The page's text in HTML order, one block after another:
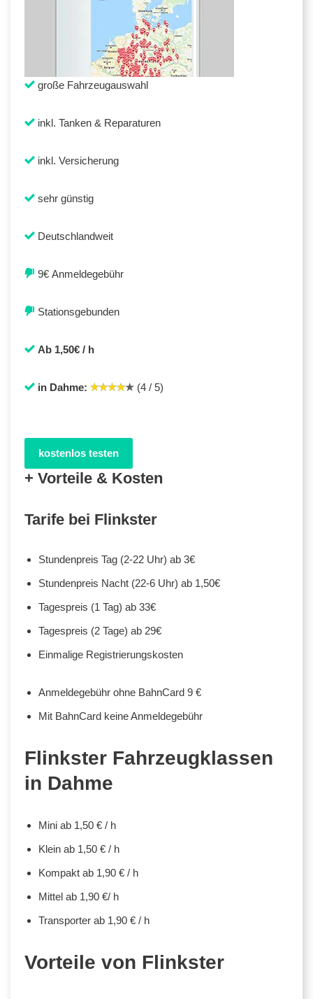
große Fahrzeugauswahl
inkl. Tanken & Reparaturen
inkl. Versicherung
sehr günstig
Deutschlandweit
9€ Anmeldegebühr
Stationsgebunden
Ab 1,50€ / h
in Dahme: (4 / 5)
kostenlos testen
+ Vorteile & Kosten
Tarife bei Flinkster
Stundenpreis Tag (2-22 Uhr) ab 3€
Stundenpreis Nacht (22-6 Uhr) ab 1,50€
Tagespreis (1 Tag) ab 33€
Tagespreis (2 Tage) ab 29€
Einmalige Registrierungskosten
Anmeldegebühr ohne BahnCard 9 €
Mit BahnCard keine Anmeldegebühr
Flinkster Fahrzeugklassen
in Dahme
Mini ab 1,50 € / h
Klein ab 1,50 € / h
Kompakt ab 1,90 € / h
Mittel ab 1,90 €/ h
Transporter ab 1,90 € / h
Vorteile von Flinkster